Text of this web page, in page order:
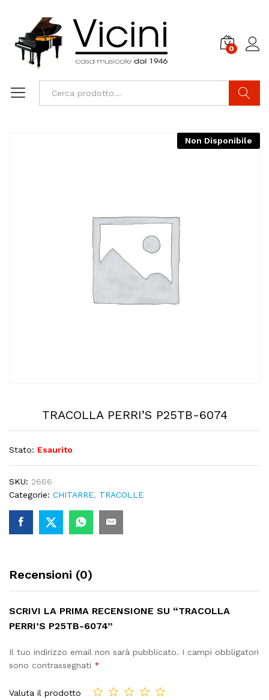
0
Non Disponibile
TRACOLLA PERRI’S P25TB-6074
Stato: Esaurito
SKU: 2666
Categorie: CHITARRE, TRACOLLE
Recensioni (0)
SCRIVI LA PRIMA RECENSIONE SU “TRACOLLA
PERRI’S P25TB-6074”
Il tuo indirizzo email non sarà pubblicato. I campi obbligatori
sono contrassegnati *
Valuta il prodotto